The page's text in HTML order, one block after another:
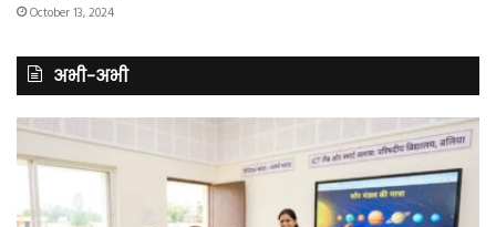
October 13, 2024
अभी-अभी